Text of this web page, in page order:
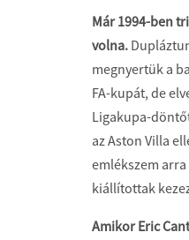
Már 1994-ben
volna.
megnyertük a
FA-kupát, de
Ligakupa-
az Aston Villa
emlékszem
kiállítottak
Amikor Eric